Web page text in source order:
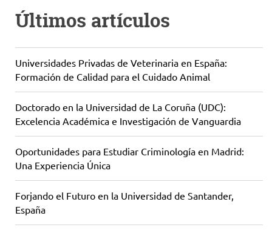
Últimos artículos
Universidades Privadas de Veterinaria en España:
Formación de Calidad para el Cuidado Animal
Doctorado en la Universidad de La Coruña (UDC):
Excelencia Académica e Investigación de Vanguardia
Oportunidades para Estudiar Criminología en Madrid:
Una Experiencia Única
Forjando el Futuro en la Universidad de Santander,
España